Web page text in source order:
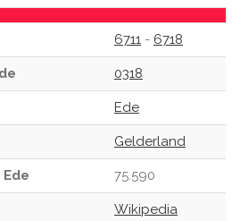
6711 - 6718
0318
Ede
Gelderland
75.590
Wikipedia